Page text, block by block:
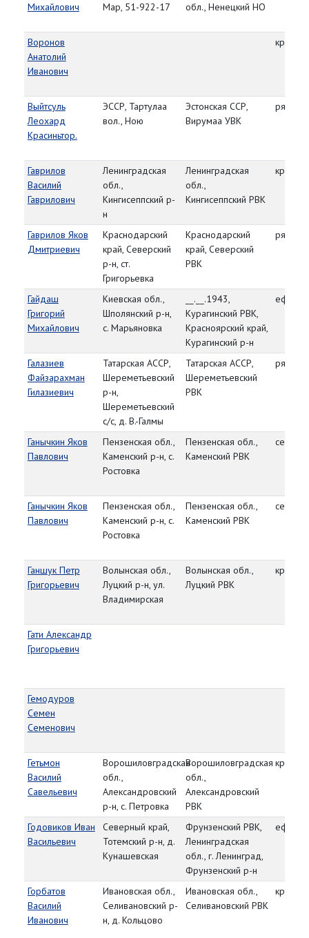
Михайлович
Мар, 51-922-17
обл., Ненецкий НО
Воронов
Анатолий
Иванович
Выйтсуль
Леохард
Красиньтор.
ЭССР, Тартулаа
вол., Ною
Эстонская ССР,
Вирумаа УВК
Гаврилов
Василий
Гаврилович
Ленинградская
обл.,
Кингисеппский р-
н
Ленинградская
обл.,
Кингисеппский РВК
Гаврилов Яков
Дмитриевич
Краснодарский
край, Северский
р-н, ст.
Григорьевка
Краснодарский
край, Северский
РВК
Гайдаш
Григорий
Михайлович
Киевская обл.,
Шполянский р-н,
с. Марьяновка
__.__.1943,
Курагинский РВК,
Красноярский край,
Курагинский р-н
Галазиев
Файзарахман
Гилазиевич
Татарская АССР,
Шереметьевский
р-н,
Шереметьевский
с/с, д. В.-Галмы
Татарская АССР,
Шереметьевский
РВК
Ганычкин Яков
Павлович
Пензенская обл.,
Каменский р-н, с.
Ростовка
Пензенская обл.,
Каменский РВК
сержант
Ганычкин Яков
Павлович
Пензенская обл.,
Каменский р-н, с.
Ростовка
Пензенская обл.,
Каменский РВК
сержант
Ганшук Петр
Григорьевич
Волынская обл.,
Луцкий р-н, ул.
Владимирская
Волынская обл.,
Луцкий РВК
Гати Александр
Григорьевич
Гемодуров
Семен
Семенович
Гетьмон
Василий
Савельевич
Ворошиловградская
обл.,
Александровский
р-н, с. Петровка
Ворошиловградская
обл.,
Александровский
РВК
Годовиков Иван
Васильевич
Северный край,
Тотемский р-н, д.
Кунашевская
Фрунзенский РВК,
Ленинградская
обл., г. Ленинград,
Фрунзенский р-н
Горбатов
Василий
Иванович
Ивановская обл.,
Селивановский р-
н, д. Кольцово
Ивановская обл.,
Селивановский РВК